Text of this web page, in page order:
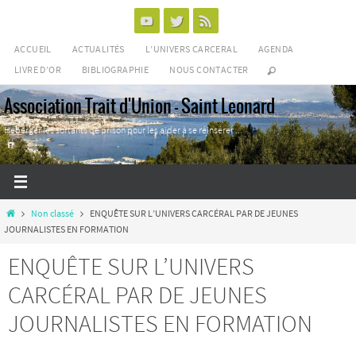
contenu
ACCUEIL ACTUALITÉS L’UNIVERS CARCERAL
AGENDA
LIVRE D’OR
BIBLIOGRAPHIE NOUS CONTACTER
Association Trait d'Union - Saint Leonard
Héberger les sortants de prison pour les aider à se réinsérer ...
HomeNon classé
ENQUÊTE SUR L’UNIVERS CARCÉRAL PAR DE JEUNES
JOURNALISTES EN FORMATION
ENQUÊTE SUR L’UNIVERS
CARCÉRAL PAR DE JEUNES
JOURNALISTES EN FORMATION